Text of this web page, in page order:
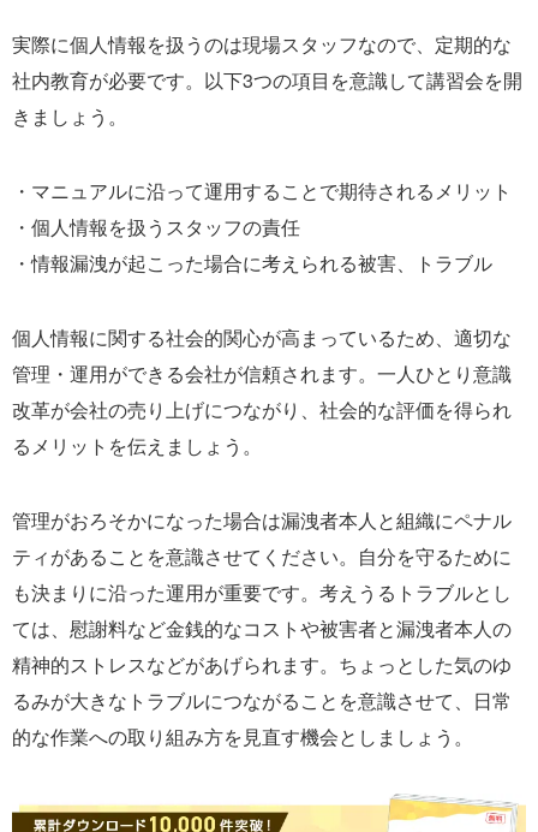
実際に個人情報を扱うのは現場スタッフなので、定期的な
社内教育が必要です。以下3つの項目を意識して講習会を開
きましょう。
・マニュアルに沿って運用することで期待されるメリット
・個人情報を扱うスタッフの責任
・情報漏洩が起こった場合に考えられる被害、トラブル
個人情報に関する社会的関心が高まっているため、適切な
管理・運用ができる会社が信頼されます。一人ひとり意識
改革が会社の売り上げにつながり、社会的な評価を得られ
るメリットを伝えましょう。
管理がおろそかになった場合は漏洩者本人と組織にペナル
ティがあることを意識させてください。自分を守るために
も決まりに沿った運用が重要です。考えうるトラブルとし
ては、慰謝料など金銭的なコストや被害者と漏洩者本人の
精神的ストレスなどがあげられます。ちょっとした気のゆ
るみが大きなトラブルにつながることを意識させて、日常
的な作業への取り組み方を見直す機会としましょう。